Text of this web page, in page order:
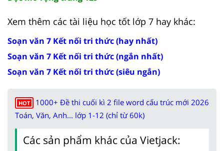
Xem thêm các tài liệu học tốt lớp 7 hay khác:
Soạn văn 7 Kết nối tri thức (hay nhất)
Soạn văn 7 Kết nối tri thức (ngắn nhất)
Soạn văn 7 Kết nối tri thức (siêu ngắn)
HOT
1000+ Đề thi cuối kì 2 file word cấu trúc mới 2026
Toán, Văn, Anh... lớp 1-12 (chỉ từ 60k)
Các sản phẩm khác của Vietjack: